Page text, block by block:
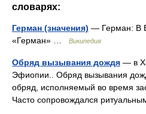
словарях:
Герман (значения) — Герман: В
«Герман» …
Википедия
Обряд вызывания дождя — в
Эфиопии.. Обряд вызывания
обряд, исполняемый во время
Часто сопровождался